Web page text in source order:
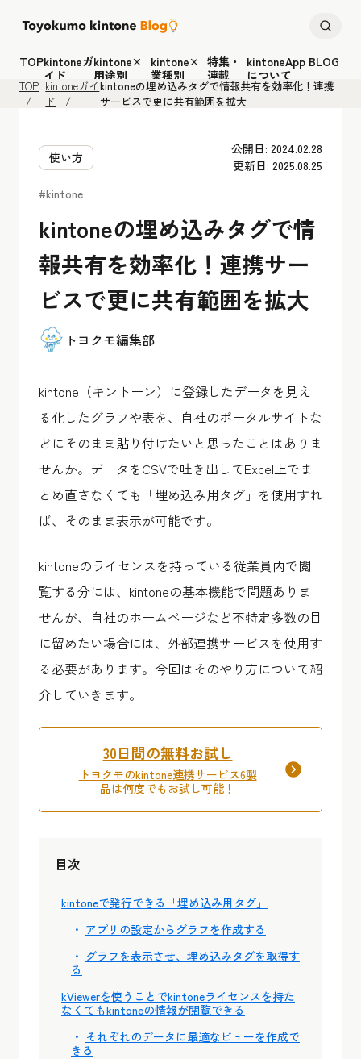
TOPkintoneガ
イド
kintone×
用途別
kintone×
業種別
特集・
連載
kintoneApp BLOG
について
TOP kintoneガイ
ド
kintoneの埋め込みタグで情報共有を効率化！連携
サービスで更に共有範囲を拡大
使い方
公開日: 2024.02.28
更新日: 2025.08.25
#kintone
kintoneの埋め込みタグで情
報共有を効率化！連携サー
ビスで更に共有範囲を拡大
トヨクモ編集部
kintone（キントーン）に登録したデータを見え
る化したグラフや表を、自社のポータルサイトな
どにそのまま貼り付けたいと思ったことはありま
せんか。データをCSVで吐き出してExcel上でま
とめ直さなくても「埋め込み用タグ」を使用すれ
ば、そのまま表示が可能です。
kintoneのライセンスを持っている従業員内で閲
覧する分には、kintoneの基本機能で問題ありま
せんが、自社のホームページなど不特定多数の目
に留めたい場合には、外部連携サービスを使用す
る必要があります。今回はそのやり方について紹
介していきます。
30日間の無料お試し
トヨクモのkintone連携サービス6製
品は何度でもお試し可能！
目次
kintoneで発行できる「埋め込み用タグ」
アプリの設定からグラフを作成する
グラフを表示させ、埋め込みタグを取得す
る
kViewerを使うことでkintoneライセンスを持た
なくてもkintoneの情報が閲覧できる
それぞれのデータに最適なビューを作成で
きる